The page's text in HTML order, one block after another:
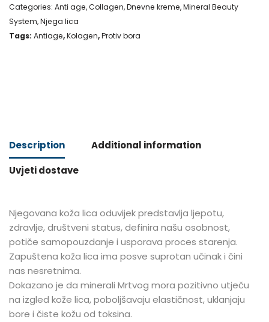
Categories: Anti age,Collagen,Dnevne kreme,Mineral Beauty
System,Njega lica
Tags: Antiage,Kolagen,Protiv bora
Description
Additional information
Uvjeti dostave
Njegovana koža lica oduvijek predstavlja ljepotu,
zdravlje, društveni status, definira našu osobnost,
potiče samopouzdanje i usporava proces starenja.
Zapuštena koža lica ima posve suprotan učinak i čini
nas nesretnima.
Dokazano je da minerali Mrtvog mora pozitivno utječu
na izgled kože lica, poboljšavaju elastičnost, uklanjaju
bore i čiste kožu od toksina.